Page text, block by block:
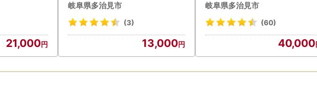
請
ます。
21,000
岐阜県多治見市
(3)
13,000
2G HARIO ハリオ 多治見市 / タ
ニカ電器販売 [TAS016]
岐阜県多治見市
(60)
40,000